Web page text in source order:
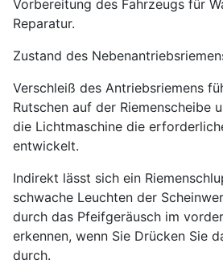
Vorbereitung des Fahrzeugs für
Reparatur.
Zustand des
Verschleiß des Antriebsriemens
Rutschen auf der Riemenscheibe
die Lichtmaschine die
entwickelt.
Indirekt lässt sich ein
schwache Leuchten der
durch das Pfeifgeräusch im
erkennen, wenn Sie Drücken Sie
durch.